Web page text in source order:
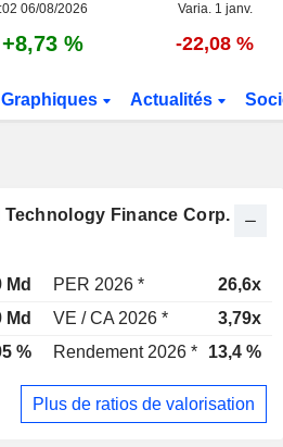
06/08/2026 Varia. 1 janv.
+8,73 % -22,08 %
Graphiques Actualités
Finance Corp.
Md PER 2026 *
26,6x
Md VE / CA 2026 *
3,79x
% Rendement 2026 * 13,4 %
Plus de ratios de valorisation